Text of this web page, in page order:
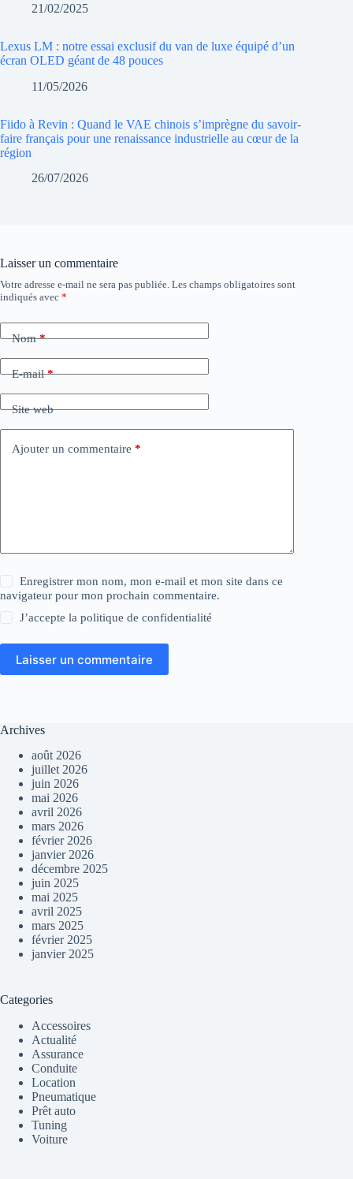
21/02/2025
Lexus LM : notre essai exclusif du van de luxe équipé d’un
écran OLED géant de 48 pouces
11/05/2026
Fiido à Revin : Quand le VAE chinois s’imprègne du savoir-
faire français pour une renaissance industrielle au cœur de la
région
26/07/2026
Laisser un commentaire
Votre adresse e-mail ne sera pas publiée. Les champs obligatoires sont
indiqués avec *
Nom*
E-mail*
Site web
Ajouter un commentaire *
Enregistrer mon nom, mon e-mail et mon site dans ce
navigateur pour mon prochain commentaire.
J’accepte lapolitique de confidentialité
Laisser un commentaire
Archives
août 2026
juillet 2026
juin 2026
mai 2026
avril 2026
mars 2026
février 2026
janvier 2026
décembre 2025
juin 2025
mai 2025
avril 2025
mars 2025
février 2025
janvier 2025
Categories
Accessoires
Actualité
Assurance
Conduite
Location
Pneumatique
Prêt auto
Tuning
Voiture